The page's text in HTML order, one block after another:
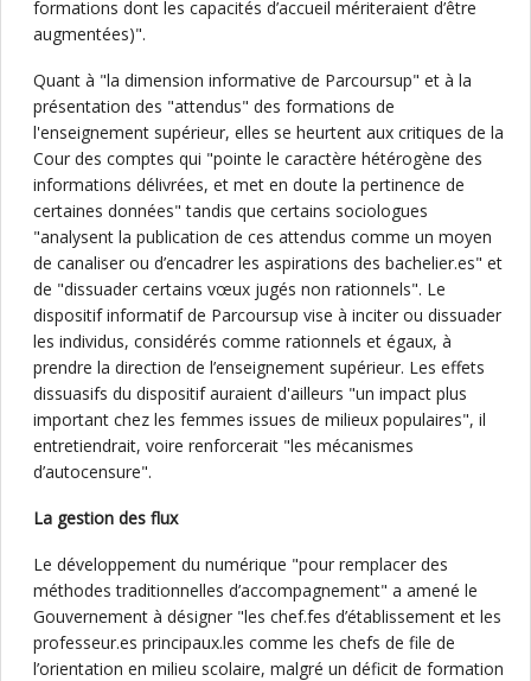
formations dont les capacités d’accueil mériteraient d’être
augmentées)".
Quant à "la dimension informative de Parcoursup" et à la
présentation des "attendus" des formations de
l'enseignement supérieur, elles se heurtent aux critiques de la
Cour des comptes qui "pointe le caractère hétérogène des
informations délivrées, et met en doute la pertinence de
certaines données" tandis que certains sociologues
"analysent la publication de ces attendus comme un moyen
de canaliser ou d’encadrer les aspirations des bachelier.es" et
de "dissuader certains vœux jugés non rationnels". Le
dispositif informatif de Parcoursup vise à inciter ou dissuader
les individus, considérés comme rationnels et égaux, à
prendre la direction de l’enseignement supérieur. Les effets
dissuasifs du dispositif auraient d'ailleurs "un impact plus
important chez les femmes issues de milieux populaires", il
entretiendrait, voire renforcerait "les mécanismes
d’autocensure".
La gestion des flux
Le développement du numérique "pour remplacer des
méthodes traditionnelles d’accompagnement" a amené le
Gouvernement à désigner "les chef.fes d’établissement et les
professeur.es principaux.les comme les chefs de file de
l’orientation en milieu scolaire, malgré un déficit de formation